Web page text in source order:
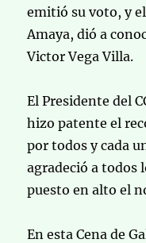
emitió su voto, y
Amaya, dió a
Victor Vega Villa.
El Presidente del
hizo patente el
por todos y cada
agradeció a todos
puesto en alto el
En esta Cena de